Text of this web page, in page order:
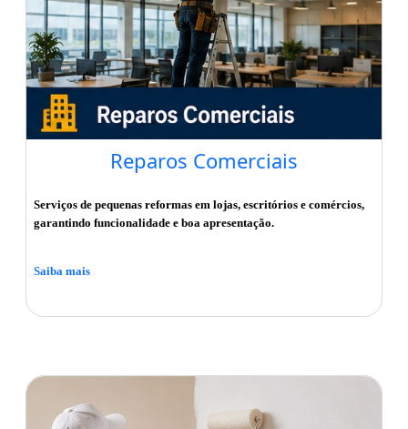
Reparos Comerciais
Serviços de pequenas reformas em lojas, escritórios e comércios,
garantindo funcionalidade e boa apresentação.
Saiba mais